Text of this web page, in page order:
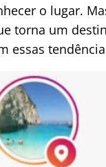
o lugar.
torna um
essas